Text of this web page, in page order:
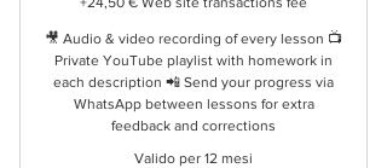
🎥 Audio & video recording of every lesson 📺
Private YouTube playlist with homework in
each description 📲 Send your progress via
WhatsApp between lessons for extra
feedback and corrections
Valido per 12 mesi